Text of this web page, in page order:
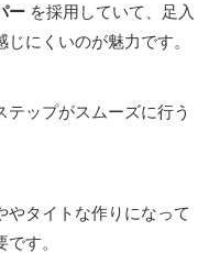
ー を採用していて、足入
にくいのが魅力です。
ップがスムーズに行う
やタイトな作りになって
す。